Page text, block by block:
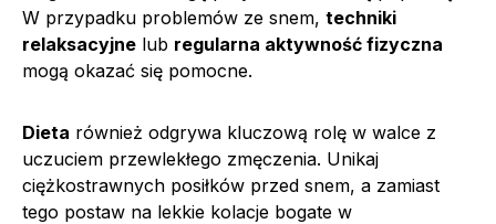
W przypadku problemów ze snem, techniki
relaksacyjne lub regularna aktywność fizyczna
mogą okazać się pomocne.
Dieta również odgrywa kluczową rolę w walce z
uczuciem przewlekłego zmęczenia. Unikaj
ciężkostrawnych posiłków przed snem, a zamiast
tego postaw na lekkie kolacje bogate w